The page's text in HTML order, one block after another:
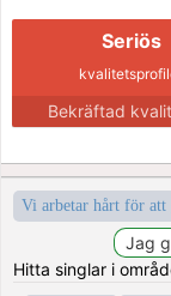
Seriös
Bekräftad
Vi arbetar hårt för att
Hitta singlar i